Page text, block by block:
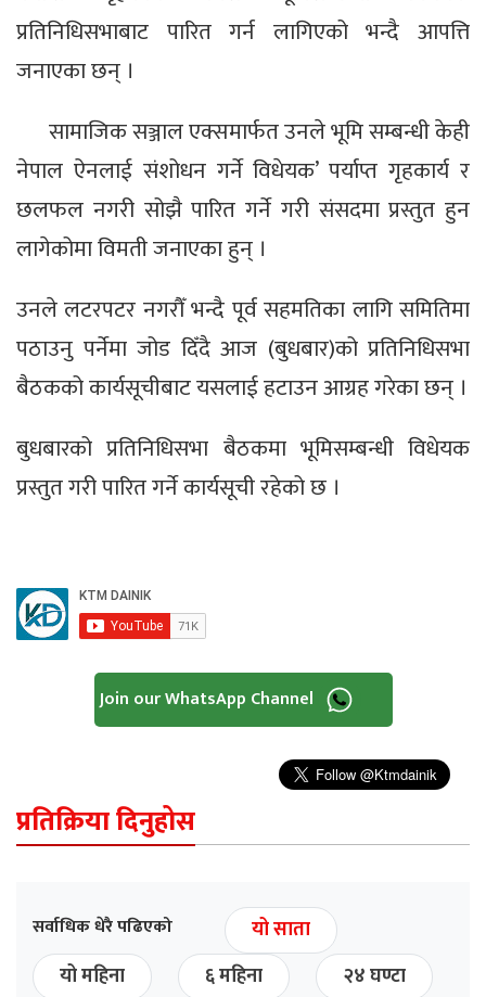
प्रतिनिधिसभाबाट पारित गर्न लागिएको भन्दै आपत्ति
जनाएका छन् ।
सामाजिक सञ्जाल एक्समार्फत उनले भूमि सम्बन्धी केही
नेपाल ऐनलाई संशोधन गर्ने विधेयक’ पर्याप्त गृहकार्य र
छलफल नगरी सोझै पारित गर्ने गरी संसदमा प्रस्तुत हुन
लागेकोमा विमती जनाएका हुन् ।
उनले लटरपटर नगरौँ भन्दै पूर्व सहमतिका लागि समितिमा
पठाउनु पर्नेमा जोड दिँदै आज (बुधबार)को प्रतिनिधिसभा
बैठकको कार्यसूचीबाट यसलाई हटाउन आग्रह गरेका छन् ।
बुधबारको प्रतिनिधिसभा बैठकमा भूमिसम्बन्धी विधेयक
प्रस्तुत गरी पारित गर्ने कार्यसूची रहेको छ ।
Join our WhatsApp Channel
प्रतिक्रिया दिनुहोस
सर्वाधिक धेरै पढिएको
यो साता
यो महिना
६ महिना २४ घण्टा